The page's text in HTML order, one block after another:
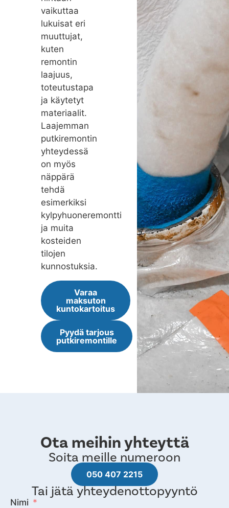
vaikuttaa
lukuisat eri
muuttujat,
kuten
remontin
laajuus,
toteutustapa
ja käytetyt
materiaalit.
Laajemman
putkiremontin
yhteydessä
on myös
näppärä
tehdä
esimerkiksi
kylpyhuoneremontti
ja muita
kosteiden
tilojen
kunnostuksia.
Varaa
maksuton
kuntokartoitus
Pyydä tarjous
putkiremontille
Ota meihin yhteyttä
Soita meille numeroon
050 407 2215
Tai jätä yhteydenottopyyntö
Nimi